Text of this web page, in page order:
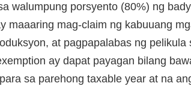
walumpung porsyento (80%) ng
maaaring mag-claim ng kabuuang
at pagpapalabas ng pelikula
ay dapat payagan bilang
sa parehong taxable year at na